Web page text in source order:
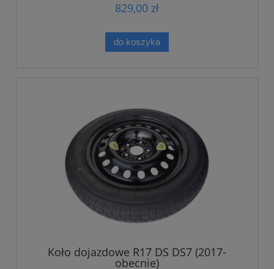
829,00 zł
do koszyka
Koło dojazdowe R17 DS DS7 (2017-
obecnie)